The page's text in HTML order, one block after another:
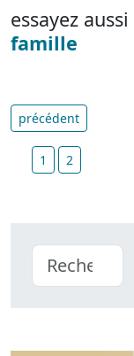
essayez aussi
famille
précédent
1 2